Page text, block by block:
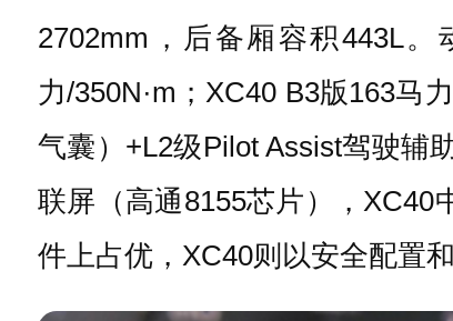
2702mm，后备厢容积443L
力/350N·m；XC40 B3版163马
气囊）+L2级Pilot Assist驾驶辅
联屏（高通8155芯片），XC40
件上占优，XC40则以安全配置